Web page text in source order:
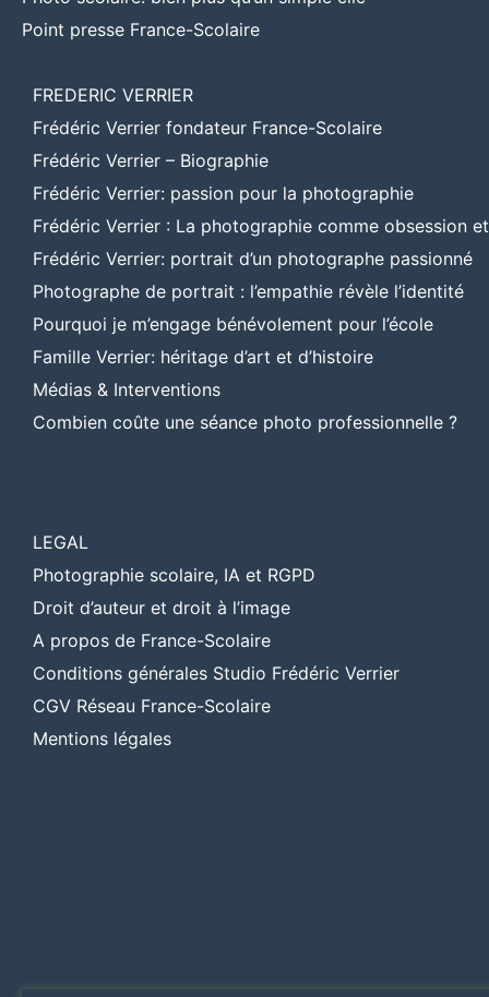
Point presse France-Scolaire
FREDERIC VERRIER
Frédéric Verrier fondateur France-Scolaire
Frédéric Verrier – Biographie
Frédéric Verrier: passion pour la photographie
Frédéric Verrier : La photographie comme obsession
Frédéric Verrier: portrait d’un photographe passionné
Photographe de portrait : l’empathie révèle l’identité
Pourquoi je m’engage bénévolement pour l’école
Famille Verrier: héritage d’art et d’histoire
Médias & Interventions
Combien coûte une séance photo professionnelle ?
LEGAL
Photographie scolaire, IA et RGPD
Droit d’auteur et droit à l’image
A propos de France-Scolaire
Conditions générales Studio Frédéric Verrier
CGV Réseau France-Scolaire
Mentions légales